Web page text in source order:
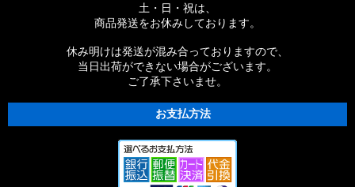
土・日・祝は、
商品発送をお休みしております。
休み明けは発送が混み合っておりますので、
当日出荷ができない場合がございます。
ご了承下さいませ。
お支払方法